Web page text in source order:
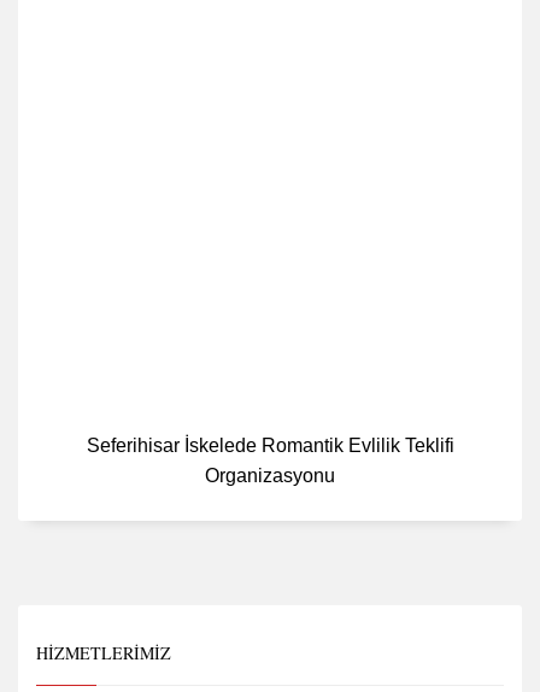
Seferihisar İskelede Romantik Evlilik Teklifi
Organizasyonu
HIZMETLERIMIZ